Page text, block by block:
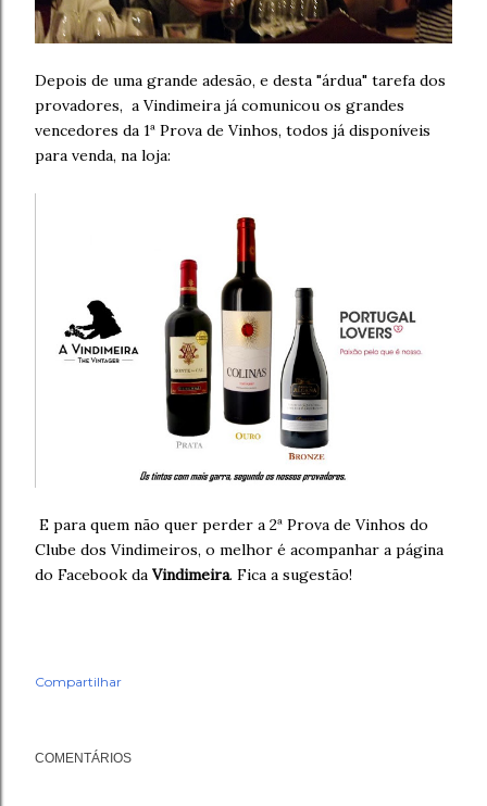
Depois de uma grande adesão, e desta "árdua" tarefa dos
provadores, a Vindimeira já comunicou os grandes
vencedores da 1ª Prova de Vinhos, todos já disponíveis
para venda, na loja:
E para quem não quer perder a 2ª Prova de Vinhos do
Clube dos Vindimeiros, o melhor é acompanhar a página
do Facebook da Vindimeira. Fica a sugestão!
Compartilhar
COMENTÁRIOS